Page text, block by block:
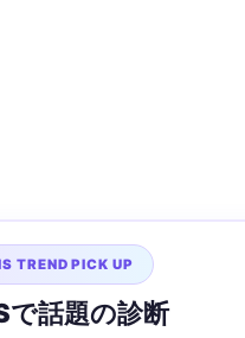
TREND PICK UP
で話題の診断